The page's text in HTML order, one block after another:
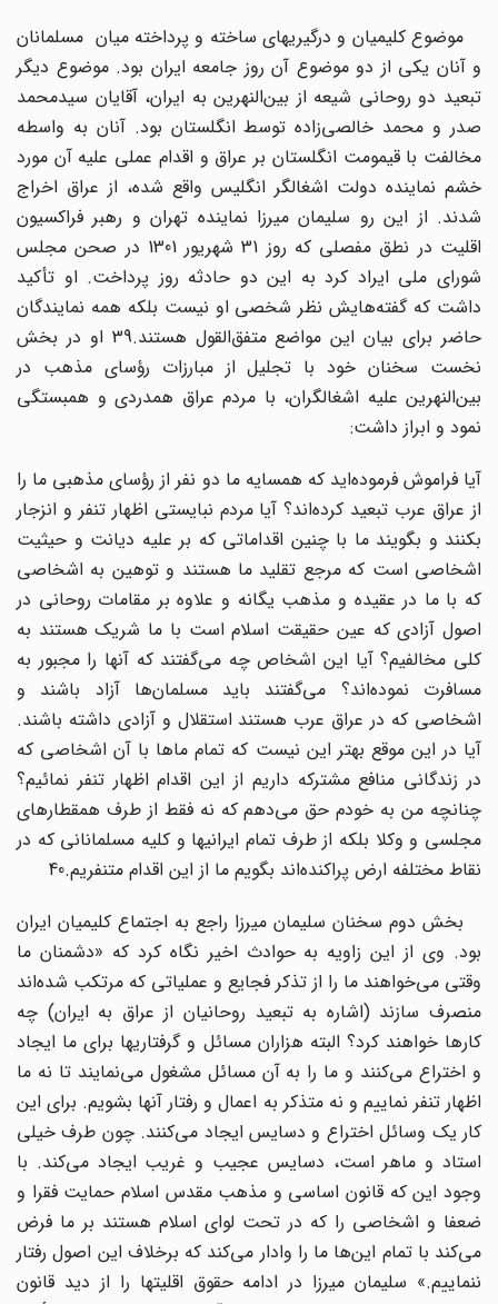
موضوع کلیمیان و درگیریهای ساخته و پرداخته میان مسلمانان
و ‌آنان یکی از دو موضوع آن روز جامعه ایران بود. موضوع دیگر
تبعید دو روحانی شیعه از بین‌النهرین به ایران، آقایان سیدمحمد
صدر و محمد خالصی‌زاده توسط انگلستان بود. آنان به واسطه
مخالفت با قیمومت انگلستان بر عراق و اقدام عملی علیه آن مورد
خشم نماینده دولت اشغالگر انگلیس واقع شده، از عراق اخراج
شدند. از این رو سلیمان میرزا نماینده تهران و رهبر فراکسیون
اقلیت در نطق مفصلی که روز 31 شهریور 1301 در صحن مجلس
شورای ملی ایراد کرد به این دو حادثه روز پرداخت. او تأکید
داشت که گفته‌هایش نظر شخصی او نیست بلکه همه نمایندگان
حاضر برای بیان این مواضع متفق‌القول هستند.39 او در بخش
نخست سخنان خود با تجلیل از مبارزات رؤسای مذهب در
بین‌النهرین علیه اشغالگران، با مردم عراق همدردی و همبستگی
نمود و ابراز داشت:
آیا فراموش فرموده‌اید که همسایه ما دو نفر از رؤسای مذهبی ما را
از عراق عرب تبعید کرده‌اند؟ آیا مردم نبایستی اظهار تنفر و انزجار
بکنند و بگویند ما با چنین اقداماتی که بر علیه دیانت و حیثیت
اشخاصی است که مرجع تقلید ما هستند و توهین به اشخاصی
که با ما در عقیده و مذهب یگانه و علاوه بر مقامات روحانی در
اصول آزادی که عین حقیقت اسلام است با ما شریک هستند به
کلی مخالفیم؟ آیا این اشخاص چه می‌گفتند که آنها را مجبور به
مسافرت نموده‌اند؟ می‌گفتند باید مسلمان‌ها آزاد باشند و
اشخاصی که در عراق عرب هستند استقلال و ‌آزادی داشته باشند.
آیا در این موقع بهتر این نیست که تمام ماها با آن اشخاصی که
در زندگانی منافع مشترکه داریم از این اقدام اظهار تنفر نمائیم؟
چنانچه من به خودم حق می‌دهم که نه فقط از طرف همقطارهای
مجلسی و وکلا بلکه از طرف تمام ایرانیها و کلیه مسلمانانی که در
نقاط مختلفه ارض پراکنده‌اند بگویم ما از این اقدام متنفریم.40
بخش دوم سخنان سلیمان میرزا راجع به اجتماع کلیمیان ایران
بود. وی از این زاویه به حوادث اخیر نگاه کرد که «دشمنان ما
وقتی می‌خواهند ما را از تذکر فجایع و عملیاتی که مرتکب شده‌اند
منصرف سازند (اشاره به تبعید روحانیان از عراق به ایران) چه
کارها خواهند کرد؟ البته هزاران مسائل و گرفتاریها برای ما ایجاد
و اختراع می‌کنند و ما را به آن مسائل مشغول می‌نمایند تا نه ما
اظهار تنفر نماییم و نه متذکر به اعمال و رفتار آنها بشویم. برای این
کار یک وسائل اختراع و دسایس ایجاد می‌کنند. چون طرف خیلی
استاد و ماهر است، دسایس عجیب و غریب ایجاد می‌کند. با
وجود این که قانون اساسی و مذهب مقدس اسلام حمایت فقرا و
ضعفا و اشخاصی را که در تحت لوای اسلام هستند بر ما فرض
می‌کند با تمام این‌ها ما را وادار می‌کند که برخلاف این اصول رفتار
ننماییم.» سلیمان میرزا در ادامه حقوق اقلیتها را از دید قانون